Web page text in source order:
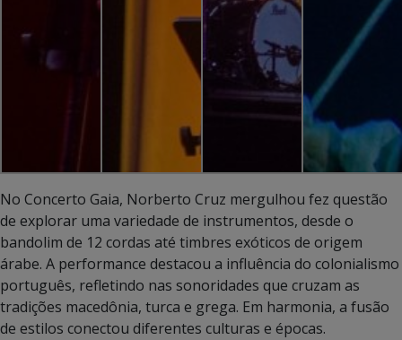
No Concerto Gaia, Norberto Cruz mergulhou fez questão
de explorar uma variedade de instrumentos, desde o
bandolim de 12 cordas até timbres exóticos de origem
árabe. A performance destacou a influência do colonialismo
português, refletindo nas sonoridades que cruzam as
tradições macedônia, turca e grega. Em harmonia, a fusão
de estilos conectou diferentes culturas e épocas.